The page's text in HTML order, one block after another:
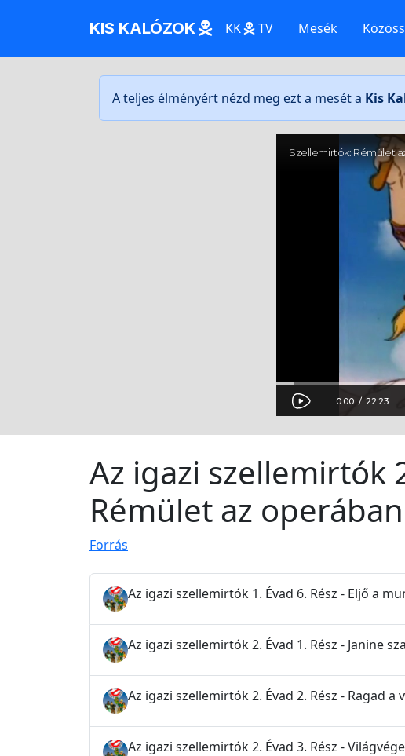
KIS KALÓZOK KK TV Mesék
A teljes élményért nézd meg ezt a mesét a Kis
Az igazi szellemirtók
Rémület az operában
Forrás
Az igazi szellemirtók 1. Évad 6. Rész - Eljő a
Az igazi szellemirtók 2. Évad 1. Rész - Janine
Az igazi szellemirtók 2. Évad 2. Rész - Ragad a
Az igazi szellemirtók 2. Évad 3. Rész - Világvége